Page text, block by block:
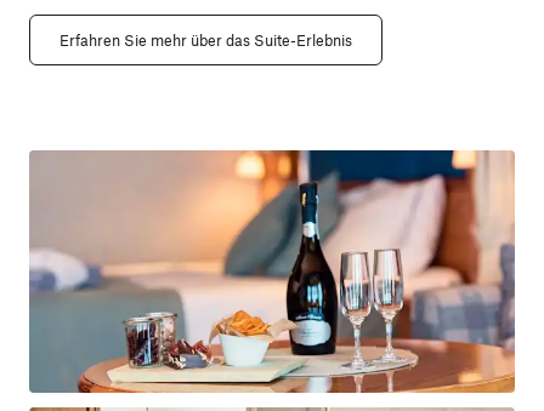
Erfahren Sie mehr über das Suite-Erlebnis